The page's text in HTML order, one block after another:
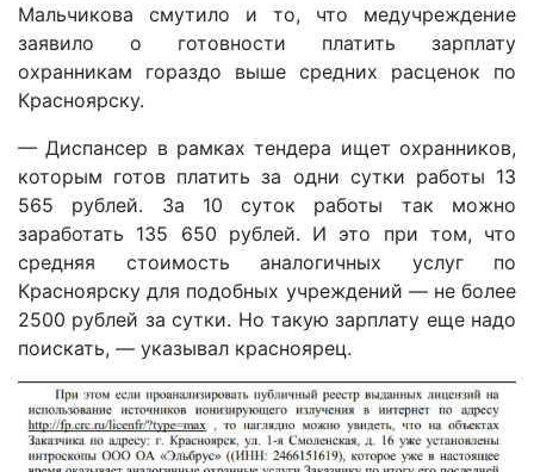
Мальчикова смутило и то, что медучреждение
заявило о готовности платить зарплату
охранникам гораздо выше средних расценок по
Красноярску.
— Диспансер в рамках тендера ищет охранников,
которым готов платить за одни сутки работы 13
565 рублей. За 10 суток работы так можно
заработать 135 650 рублей. И это при том, что
средняя стоимость аналогичных услуг по
Красноярску для подобных учреждений — не более
2500 рублей за сутки. Но такую зарплату еще надо
поискать, — указывал красноярец.